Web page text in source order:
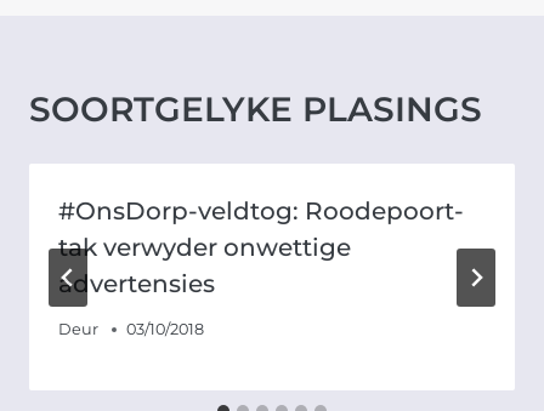
SOORTGELYKE PLASINGS
#OnsDorp-veldtog: Roodepoort-
tak verwyder onwettige
advertensies
Deur 03/10/2018